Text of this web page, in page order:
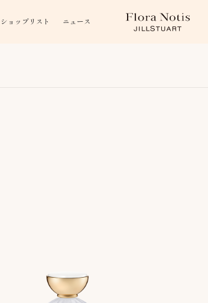
ショップリスト ニュース